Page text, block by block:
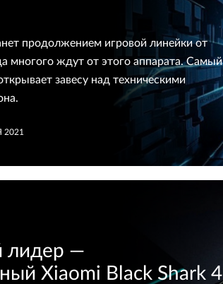
продолжением игровой линейки от
многого ждут от этого аппарата. Самый
завесу над техническими
2021
лидер —
Xiaomi Black Shark 4